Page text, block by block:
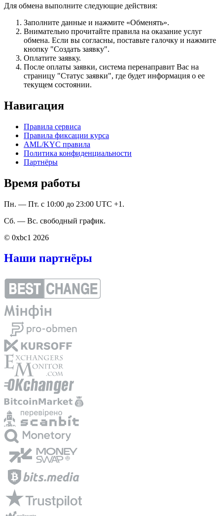
Для обмена выполните следующие действия:
Заполните данные и нажмите «Обменять».
Внимательно прочитайте правила на оказание услуг
обмена. Если вы согласны, поставьте галочку и нажмите
кнопку "Создать заявку".
Оплатите заявку.
После оплаты заявки, система перенаправит Вас на
страницу "Статус заявки", где будет информация о ее
текущем состоянии.
Навигация
Правила сервиса
Правила фиксации курса
AML/KYC правила
Политика конфиденциальности
Партнёры
Время работы
Пн. — Пт. с 10:00 до 23:00 UTC +1.
Сб. — Вс. свободный график.
© 0xbc1 2026
Наши партнёры